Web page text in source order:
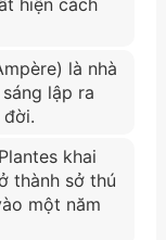
là nhà
lập ra
khai
thành sở thú
một năm